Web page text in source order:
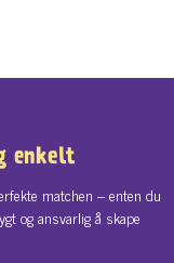
enkelt
matchen – enten du
og ansvarlig å skape